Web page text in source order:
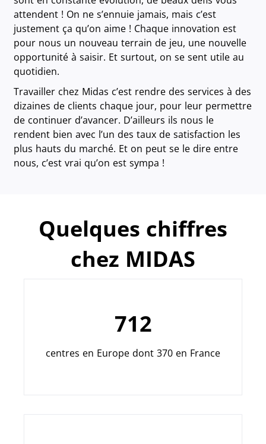
attendent ! On ne s’ennuie jamais, mais c’est
justement ça qu’on aime ! Chaque innovation est
pour nous un nouveau terrain de jeu, une nouvelle
opportunité à saisir. Et surtout, on se sent utile au
quotidien.
Travailler chez Midas c’est rendre des services à des
dizaines de clients chaque jour, pour leur permettre
de continuer d’avancer. D’ailleurs ils nous le
rendent bien avec l’un des taux de satisfaction les
plus hauts du marché. Et on peut se le dire entre
nous, c’est vrai qu’on est sympa !
Quelques chiffres
chez MIDAS
712
centres en Europe dont 370 en France